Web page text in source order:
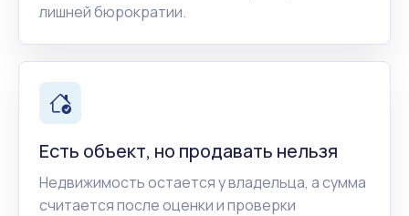
лишней бюрократии.
Есть объект, но продавать нельзя
Недвижимость остается у владельца, а сумма
считается после оценки и проверки